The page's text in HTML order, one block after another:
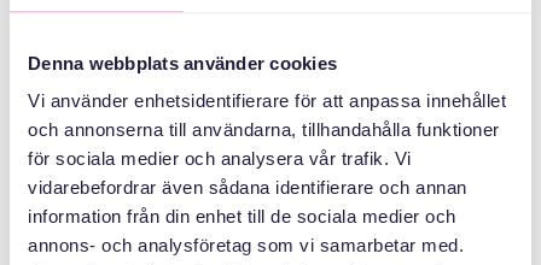
Denna webbplats använder cookies
Vi använder enhetsidentifierare för att anpassa innehållet
och annonserna till användarna, tillhandahålla funktioner
för sociala medier och analysera vår trafik. Vi
vidarebefordrar även sådana identifierare och annan
information från din enhet till de sociala medier och
annons- och analysföretag som vi samarbetar med.
ORTAK
ORGANIZATÖRLER
Ulusal Miras Fonu